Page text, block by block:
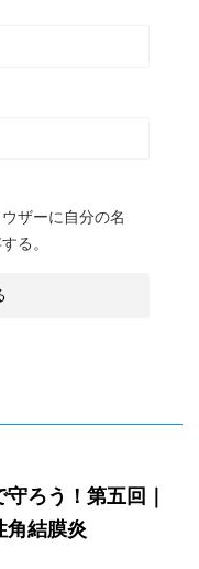
ザーに自分の名
る。
ろう！第五回｜
角結膜炎